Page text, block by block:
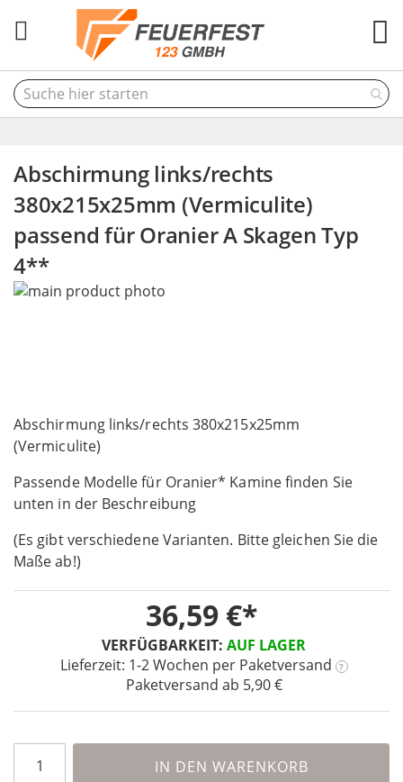
Abschirmung links/rechts
380x215x25mm (Vermiculite)
passend für Oranier A Skagen Typ
4**
Abschirmung links/rechts 380x215x25mm
(Vermiculite)
Passende Modelle für Oranier* Kamine finden Sie
unten in der Beschreibung
(Es gibt verschiedene Varianten. Bitte gleichen Sie die
Maße ab!)
VERFÜGBARKEIT: AUF LAGER
Lieferzeit: 1-2 Wochen per Paketversand ?
Paketversand ab 5,90 €
36,59 €
IN DEN WARENKORB
Skip
gallery
to
the
of
the
gallery